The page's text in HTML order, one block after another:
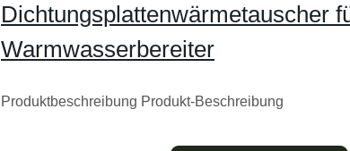
Dichtungsplattenwärmetauscher
Warmwasserbereiter
Produktbeschreibung Produkt-Beschreibung